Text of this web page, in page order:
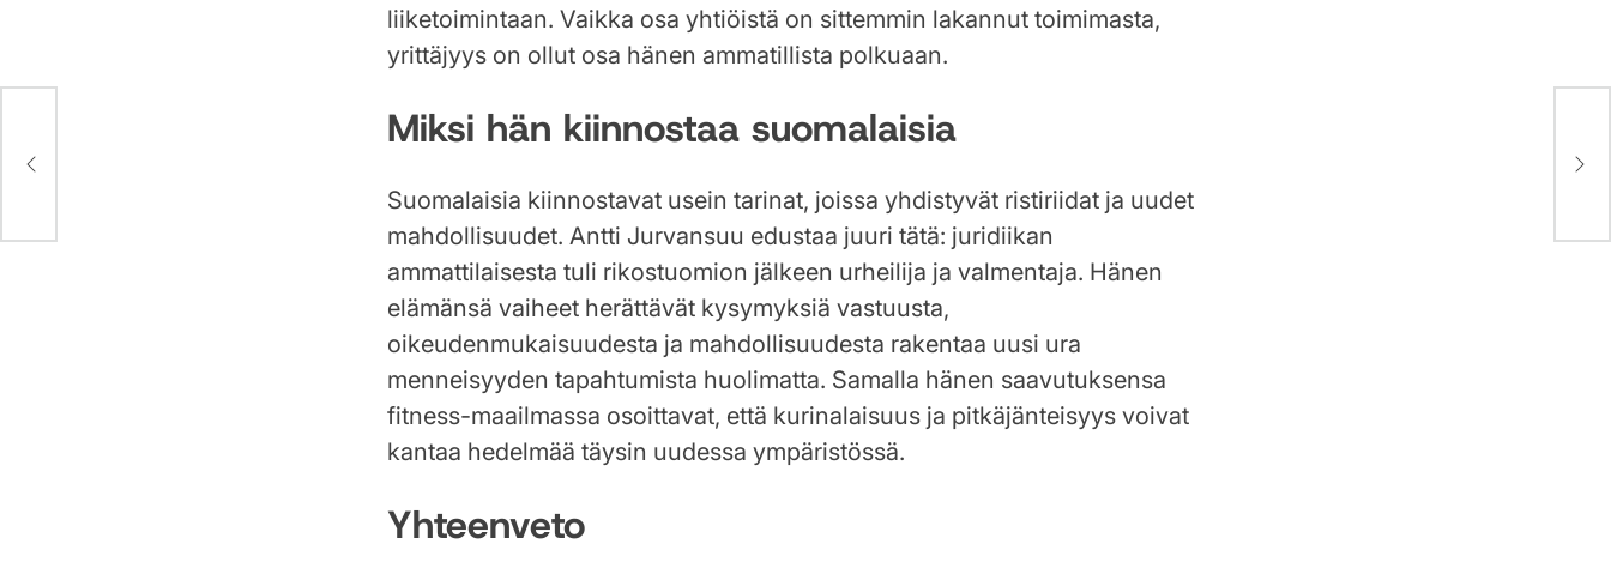
liiketoimintaan. Vaikka osa yhtiöistä on sittemmin lakannut toimimasta,
yrittäjyys on ollut osa hänen ammatillista polkuaan.
Miksi hän kiinnostaa suomalaisia
Suomalaisia kiinnostavat usein tarinat, joissa yhdistyvät ristiriidat ja uudet
mahdollisuudet. Antti Jurvansuu edustaa juuri tätä: juridiikan
ammattilaisesta tuli rikostuomion jälkeen urheilija ja valmentaja. Hänen
elämänsä vaiheet herättävät kysymyksiä vastuusta,
oikeudenmukaisuudesta ja mahdollisuudesta rakentaa uusi ura
menneisyyden tapahtumista huolimatta. Samalla hänen saavutuksensa
fitness-maailmassa osoittavat, että kurinalaisuus ja pitkäjänteisyys voivat
kantaa hedelmää täysin uudessa ympäristössä.
Yhteenveto